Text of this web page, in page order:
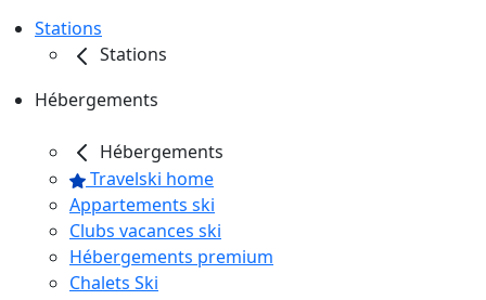
Stations
Stations
Hébergements
Hébergements
Travelski home
Appartements ski
Clubs vacances ski
Hébergements premium
Chalets Ski